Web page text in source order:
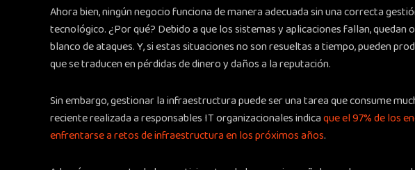
Ahora bien, ningún negocio funciona de manera adecuada sin una correcta
tecnológico. ¿Por qué? Debido a que los sistemas y aplicaciones fallan, quedan
blanco de ataques. Y, si estas situaciones no son resueltas a tiempo, pueden
que se traducen en pérdidas de dinero y daños a la reputación.
Sin embargo, gestionar la infraestructura puede ser una tarea que consume
reciente realizada a responsables IT organizacionales indicaque el 97% de los
enfrentarse a retos de infraestructura en los próximos años.